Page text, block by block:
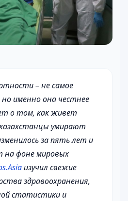
– не самое
именно она честнее
о том, как живет
умирают
за пять лет и
на фоне мировых
изучил свежие
здравоохранения,
статистики и